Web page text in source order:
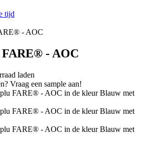
tijd
- AOC
- AOC
laden
Vraag een sample aan!